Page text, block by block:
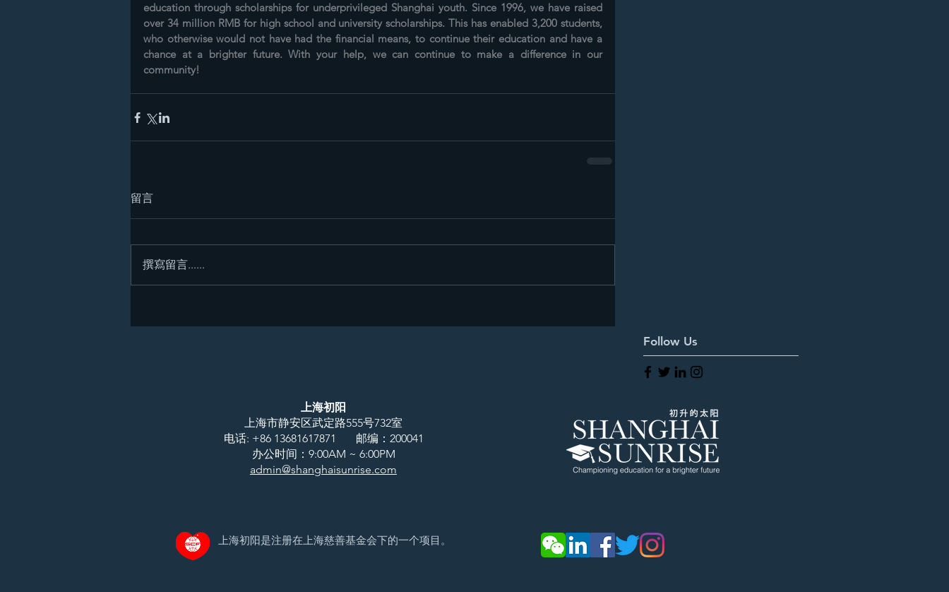
education through scholarships for underprivileged Shanghai youth. Since 1996, we have raised
over 34 million RMB for high school and university scholarships. This has enabled 3,200 students,
who otherwise would not have had the financial means, to continue their education and have a
chance at a brighter future. With your help, we can continue to make a difference in our
community!
留言
撰寫留言......
Follow Us
上海初阳
上海市静安区武定路555号732室
电话: +86 13681617871 邮编：200041
​办公时间：9:00AM ~ 6:00PM
admin@shanghaisunrise.com
上海初阳是注册在上海慈善基金会下的一个项目。